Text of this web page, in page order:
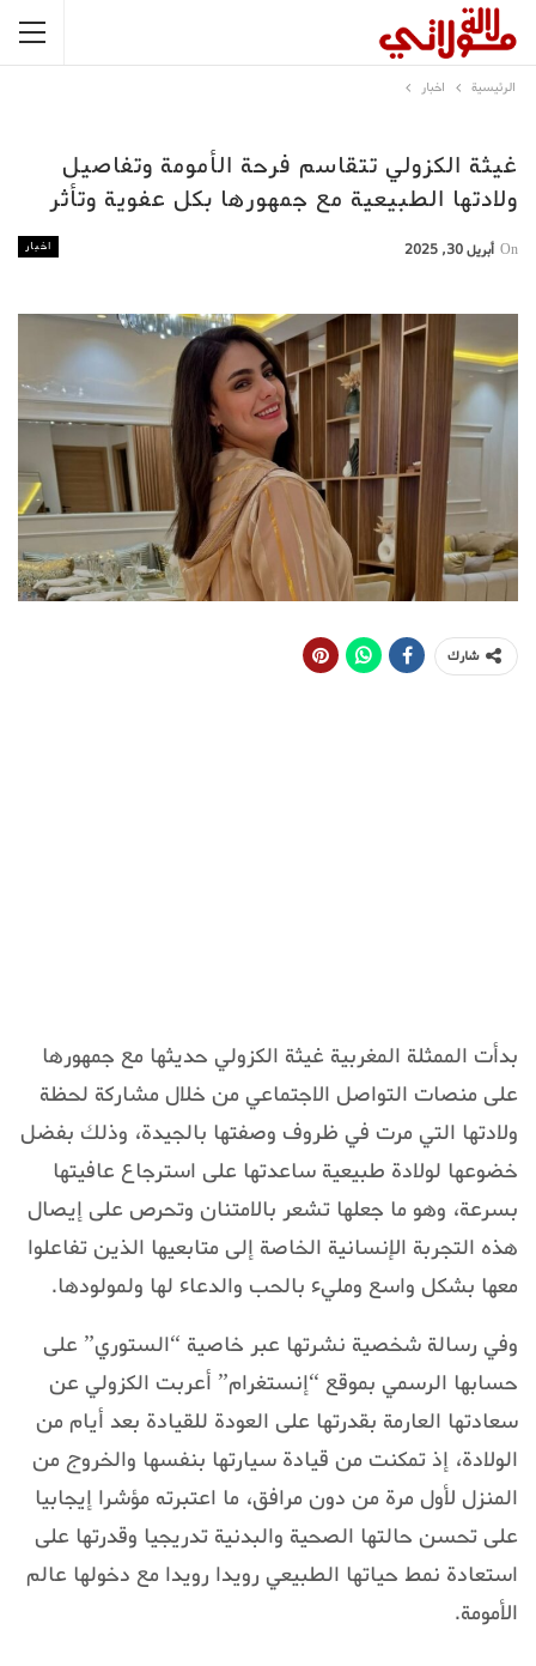
الرئيسية اخبار
غيثة الكزولي تتقاسم فرحة الأمومة وتفاصيل
ولادتها الطبيعية مع جمهورها بكل عفوية وتأثر
اخبار On أبريل 30, 2025
شارك
بدأت الممثلة المغربية غيثة الكزولي حديثها مع جمهورها
على منصات التواصل الاجتماعي من خلال مشاركة لحظة
ولادتها التي مرت في ظروف وصفتها بالجيدة، وذلك بفضل
خضوعها لولادة طبيعية ساعدتها على استرجاع عافيتها
بسرعة، وهو ما جعلها تشعر بالامتنان وتحرص على إيصال
هذه التجربة الإنسانية الخاصة إلى متابعيها الذين تفاعلوا
معها بشكل واسع ومليء بالحب والدعاء لها ولمولودها.
وفي رسالة شخصية نشرتها عبر خاصية “الستوري” على
حسابها الرسمي بموقع “إنستغرام” أعربت الكزولي عن
سعادتها العارمة بقدرتها على العودة للقيادة بعد أيام من
الولادة، إذ تمكنت من قيادة سيارتها بنفسها والخروج من
المنزل لأول مرة من دون مرافق، ما اعتبرته مؤشرا إيجابيا
على تحسن حالتها الصحية والبدنية تدريجيا وقدرتها على
استعادة نمط حياتها الطبيعي رويدا رويدا مع دخولها عالم
الأمومة.